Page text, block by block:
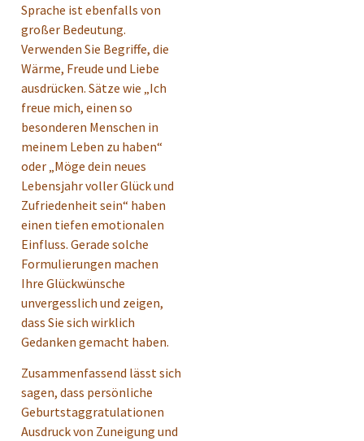
Sprache ist ebenfalls von
großer Bedeutung.
Verwenden Sie Begriffe, die
Wärme, Freude und Liebe
ausdrücken. Sätze wie „Ich
freue mich, einen so
besonderen Menschen in
meinem Leben zu haben“
oder „Möge dein neues
Lebensjahr voller Glück und
Zufriedenheit sein“ haben
einen tiefen emotionalen
Einfluss. Gerade solche
Formulierungen machen
Ihre Glückwünsche
unvergesslich und zeigen,
dass Sie sich wirklich
Gedanken gemacht haben.
Zusammenfassend lässt sich
sagen, dass persönliche
Geburtstaggratulationen
Ausdruck von Zuneigung und